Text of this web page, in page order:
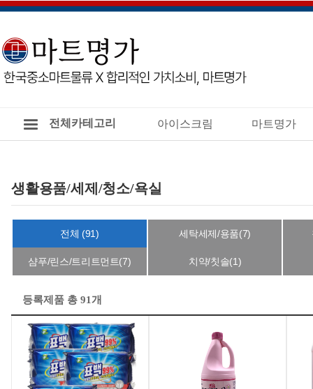
전체카테고리 아이스크림 마트명가
생활용품/세제/청소/욕실
전체 (91) 세탁세제/용품(7)
샴푸/린스/트리트먼트(7) 치약/칫솔(1)
등록제품 총 91개